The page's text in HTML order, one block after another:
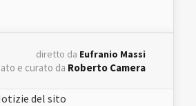
diretto da Eufranio Massi
e curato da Roberto Camera
del sito